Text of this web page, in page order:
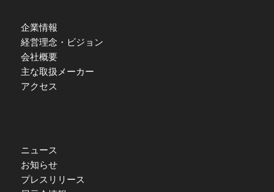
企業情報
経営理念・ビジョン
会社概要
主な取扱メーカー
アクセス
ニュース
お知らせ
プレスリリース